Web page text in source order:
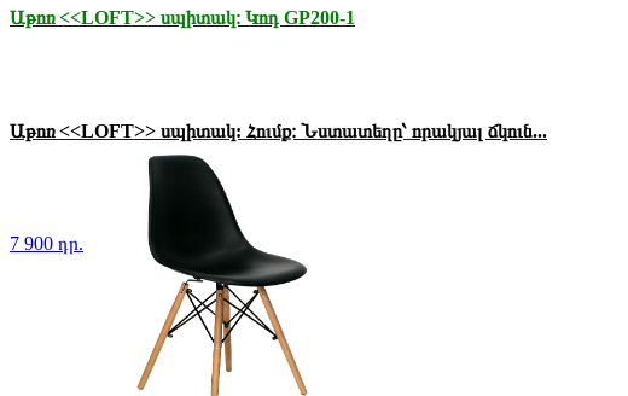
Աթոռ <<LOFT>> սպիտակ։ Կոդ GP200-1
Աթոռ <<LOFT>> սպիտակ: Հումք։ Նստատեղը՝ որակյալ ճկուն...
7 900 դր.